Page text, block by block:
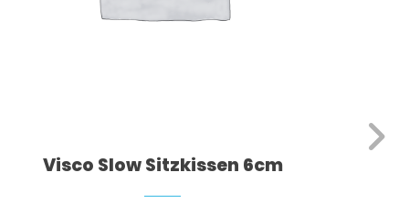
Visco Slow Sitzkissen 6cm